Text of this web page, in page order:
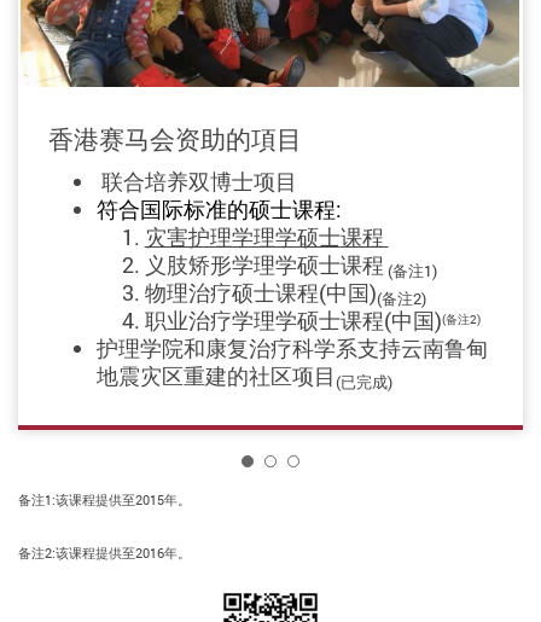
一页
香港赛马会资助的項目
联合培养双博士项目
符合国际标准的硕士课程:
灾害护理学理学硕士课程
义肢矫形学理学硕士课程 (备注1)
物理治疗硕士课程(中国)(备注2)
职业治疗学理学硕士课程(中国)(备注2)
护理学院和康复治疗科学系支持云南鲁甸
地震灾区重建的社区项目(已完成)
备注1:该课程提供至2015年。
备注2:该课程提供至2016年。